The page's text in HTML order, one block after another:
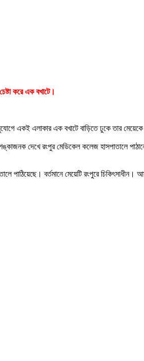
করে এক বখাটে।
একই এলাকার এক বখাটে বাড়িতে ঢুকে তার মেয়েকে
দেখে রংপুর মেডিকেল কলেজ হাসপাতালে পাঠানো
পাঠিয়েছে। বর্তমানে মেয়েটি রংপুরে